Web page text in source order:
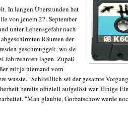
In langen Überstunden hat
von jenem 27. September
unter Lebensgefahr nach
Räumen der
geschmuggelt, wo sie
Jahrzehnten lagen. Zupaß
mir ja niemand vom
wusste." Schließlich sei der gesamte
bereits offiziell aufgelöst war. Einige
"Man glaubte, Gorbatschow werde